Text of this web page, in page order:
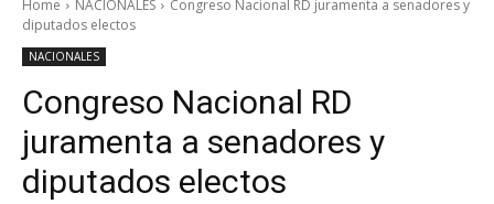
Home NACIONALES
Congreso Nacional RD juramenta a senadores y
diputados electos
NACIONALES
Congreso Nacional RD
juramenta a senadores y
diputados electos